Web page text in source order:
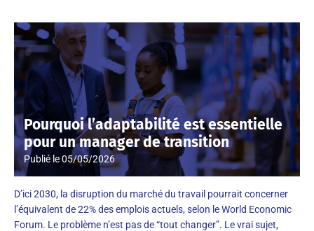
Pourquoi l’adaptabilité est essentielle
pour un manager de transition
Publié le05/05/2026
D’ici 2030, la disruption du marché du travail pourrait concerner
l’équivalent de 22% des emplois actuels, selon le World Economic
Forum. Le problème n’est pas de “tout changer”. Le vrai sujet,